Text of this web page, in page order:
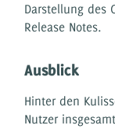
Darstellung des
Release Notes.
Ausblick
Hinter den
Nutzer